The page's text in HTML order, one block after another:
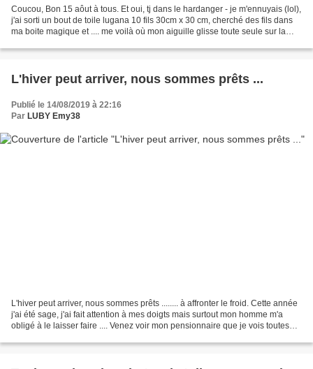
Coucou, Bon 15 aôut à tous. Et oui, tj dans le hardanger - je m'ennuyais (lol),
j'ai sorti un bout de toile lugana 10 fils 30cm x 30 cm, cherché des fils dans
ma boite magique et .... me voilà où mon aiguille glisse toute seule sur la
L'hiver peut arriver, nous sommes prêts ...
Publié le 14/08/2019 à 22:16
Par LUBY Emy38
L'hiver peut arriver, nous sommes prêts ........ à affronter le froid. Cette année
j'ai été sage, j'ai fait attention à mes doigts mais surtout mon homme m'a
obligé à le laisser faire .... Venez voir mon pensionnaire que je vois toutes